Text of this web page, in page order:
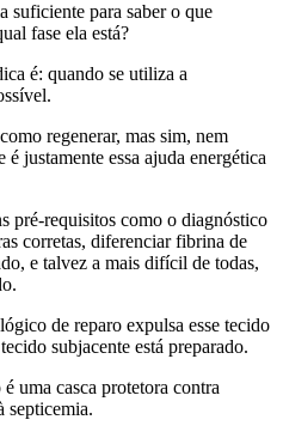
suficiente para saber o que
fase ela está?
é: quando se utiliza a
regenerar, mas sim, nem
justamente essa ajuda energética
pré-requisitos como o diagnóstico
corretas, diferenciar fibrina de
e talvez a mais difícil de todas,
de reparo expulsa esse tecido
subjacente está preparado.
uma casca protetora contra
septicemia.